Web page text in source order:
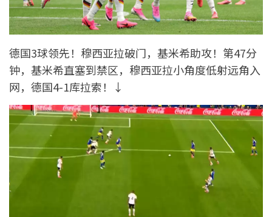
德国3球领先！穆西亚拉破门，基米希助攻！第47分
钟，基米希直塞到禁区，穆西亚拉小角度低射远角入
网，德国4-1库拉索！↓